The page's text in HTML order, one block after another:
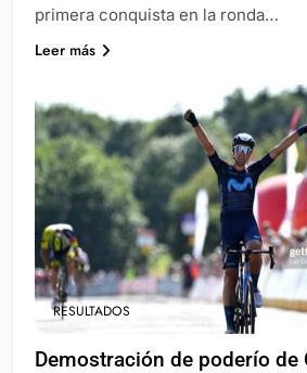
primera conquista en la ronda…
Leer más
RESULTADOS
Demostración de poderío de